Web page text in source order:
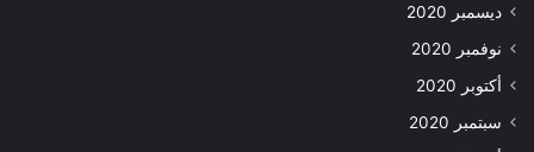
ديسمبر 2020
نوفمبر 2020
أكتوبر 2020
سبتمبر 2020